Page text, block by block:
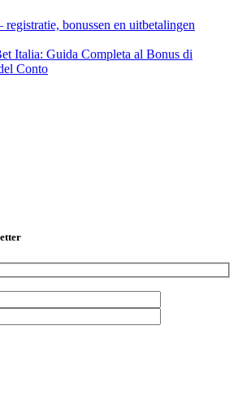
registratie, bonussen en uitbetalingen
Italia: Guida Completa al Bonus di
Conto